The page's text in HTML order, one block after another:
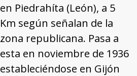
en Piedrahíta (León), a 5
Km según señalan de la
zona republicana. Pasa a
esta en noviembre de 1936
estableciéndose en Gijón